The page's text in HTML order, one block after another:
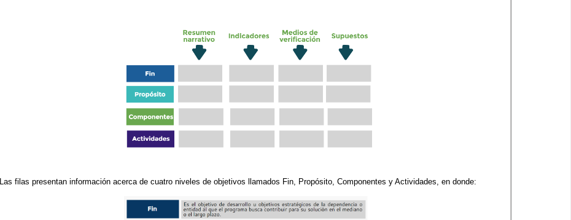
Las filas presentan información acerca de cuatro niveles de objetivos llamados Fin, Propósito, Componentes y Actividades, en donde: